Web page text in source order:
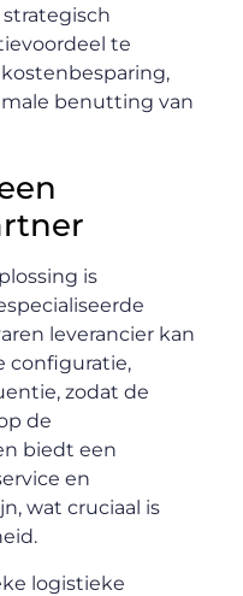
te
benutting van
is
leverancier kan
configuratie,
zodat de
de
biedt een
en
wat cruciaal is
logistieke